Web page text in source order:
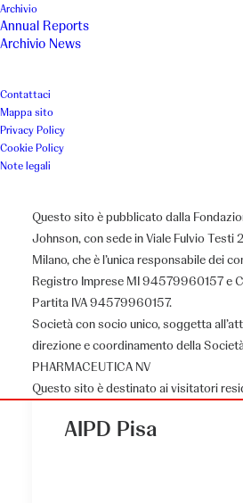
Archivio
Annual Reports
Archivio News
Contattaci
Mappa sito
Privacy Policy
Cookie Policy
Note legali
Questo sito è pubblicato dalla
Johnson, con sede in Viale Fulvio Testi
Milano, che è l’unica responsabile dei
Registro Imprese MI 94579960157 e
Partita IVA 94579960157.
Società con socio unico, soggetta
direzione e coordinamento della
PHARMACEUTICA NV
Questo sito è destinato ai visitatori
AIPD Pisa